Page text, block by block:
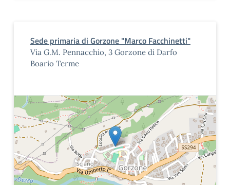
Sede primaria di Gorzone "Marco Facchinetti"
Via G.M. Pennacchio, 3 Gorzone di Darfo
Boario Terme